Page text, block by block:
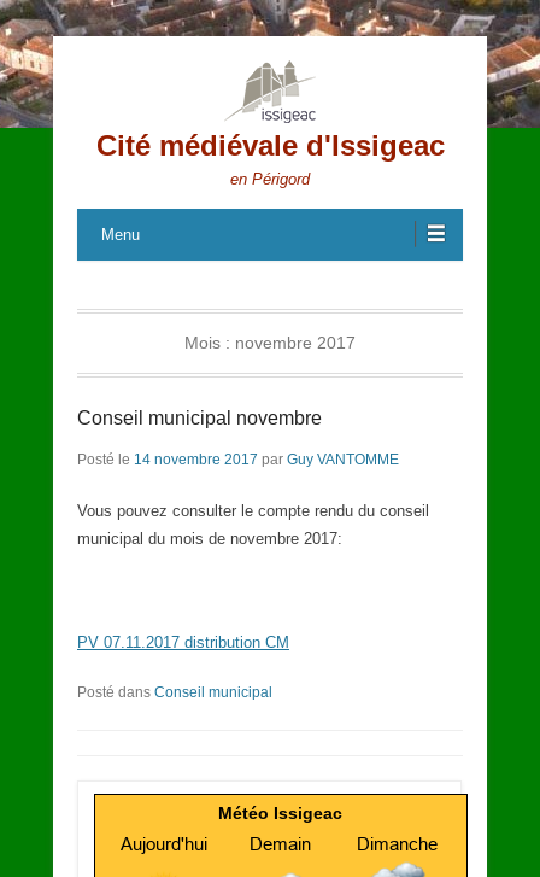
Cité médiévale d'Issigeac
en Périgord
Menu
Mois : novembre 2017
Conseil municipal novembre
Posté le 14 novembre 2017 par Guy VANTOMME
Vous pouvez consulter le compte rendu du conseil
municipal du mois de novembre 2017:
PV 07.11.2017 distribution CM
Posté dans Conseil municipal
Météo Issigeac